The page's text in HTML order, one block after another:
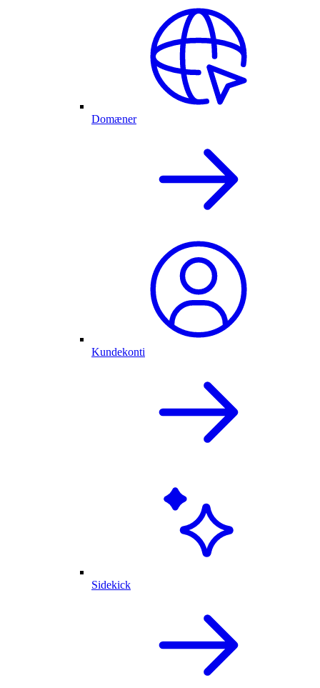
Domæner
Kundekonti
Sidekick